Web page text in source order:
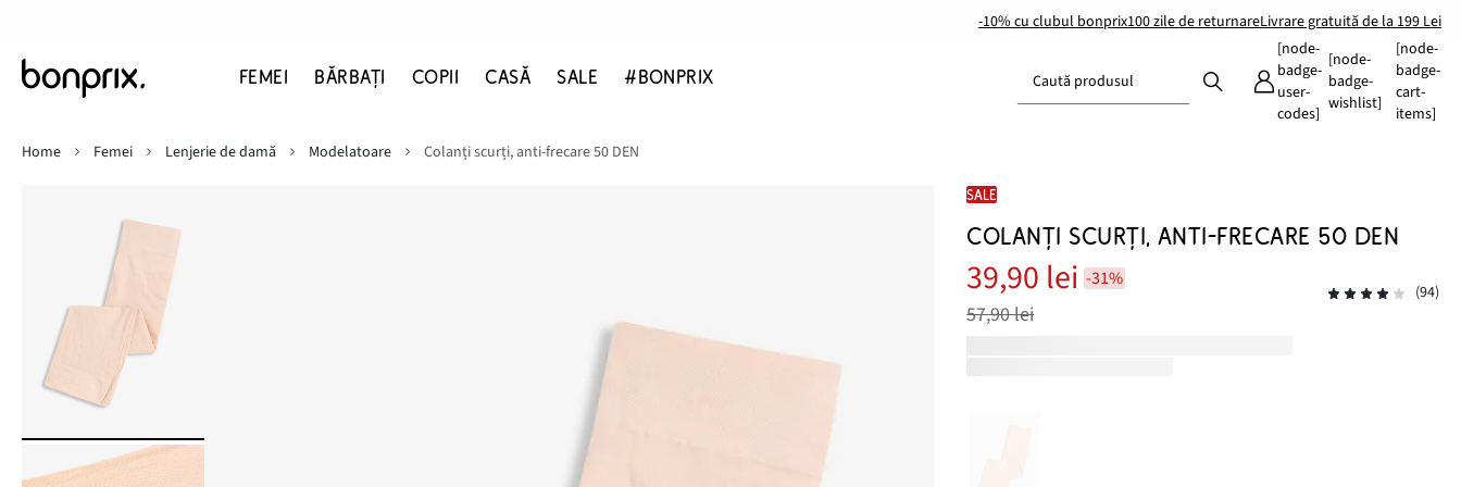
-10% cu clubul bonprix100 zile de returnareLivrare gratuită de la 199 Lei
FEMEI BĂRBAŢI COPII CASĂ SALE #BONPRIX Caută produsul
[node-
badge-
user-
codes]
[node-
badge-
wishlist]
[node-
badge-
cart-
items]
Home
Femei Lenjerie de damă Modelatoare Colanți scurți, anti-frecare 50 DEN
SALE
COLANȚI SCURȚI, ANTI-FRECARE 50 DEN
39,90 lei -31%
57,90 lei
(94)